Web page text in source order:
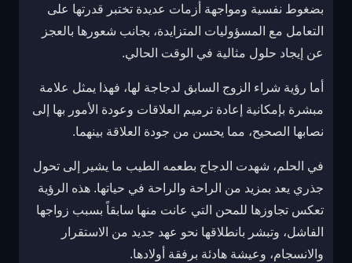
بضغوط نفسية ومواجهة أزمات عديدة تختبر قدرتها على
التعامل مع المسؤوليات المتزايدة، بجانب شعورها بالعجز
عن إيجاد حلول مثالية في الوقت الحالي.
أما رؤية شراء الزوج السابق لدجاجة لها، فهذا يمثل علامة
مبشرة بإمكانية إعادة ترميم العلاقات وعودة الأمور بها إلى
نصابها الصحيح، مما يحسن من جودة العلاقة بينهما.
في الحلم، شهدت الدجاج بطعمه الطيب ما يشير إلى تحول
جذري يعد بمزيد من الراحة والراحة في حياتها. هذه الرؤية
تعكس تجاوزها للمحن التي عانت منها سابقاً بسبب زواجها
الفاشل، وتبشر بانطلاقها نحو عهد جديد من الاستقرار
والانسجام، وعيشة هادئة برفقة أولادها.